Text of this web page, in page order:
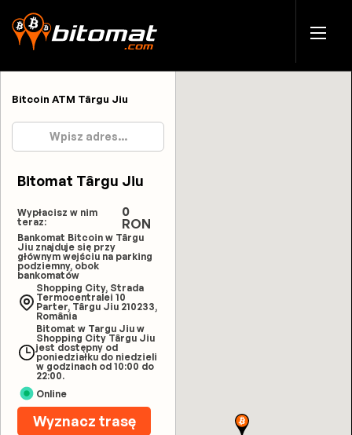
Bitcoin ATM Târgu Jiu
Bitomat Târgu Jiu
Wypłacisz w nim
teraz:
0
RON
Bankomat Bitcoin w Târgu
Jiu znajduje się przy
głównym wejściu na parking
podziemny, obok
bankomatów
Shopping City, Strada
Termocentralei 10
Parter, Târgu Jiu 210233,
România
Bitomat w Targu Jiu w
Shopping City Târgu Jiu
jest dostępny od
poniedziałku do niedzieli
w godzinach od 10:00 do
22:00.
Online
Wyznacz trasę